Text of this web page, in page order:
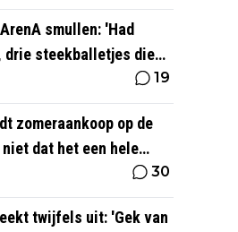
smullen: 'Had
drie steekballetjes die
waren'
19
zomeraankoop op de
niet dat het een hele
is'
30
twijfels uit: 'Gek van